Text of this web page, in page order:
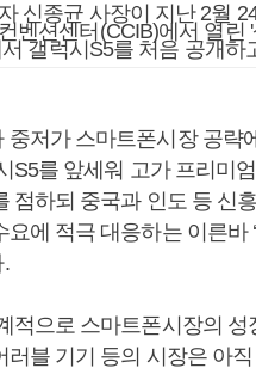
신종균 사장이 지난 2월
벤션센터(CCIB)에서 열린
서 갤럭시S5를 처음 공개하
중저가 스마트폰시장 공략
S5를 앞세워 고가 프리미
점하되 중국과 인도 등 신
요에 적극 대응하는 이른바
적으로 스마트폰시장의 성
러블 기기 등의 시장은 아